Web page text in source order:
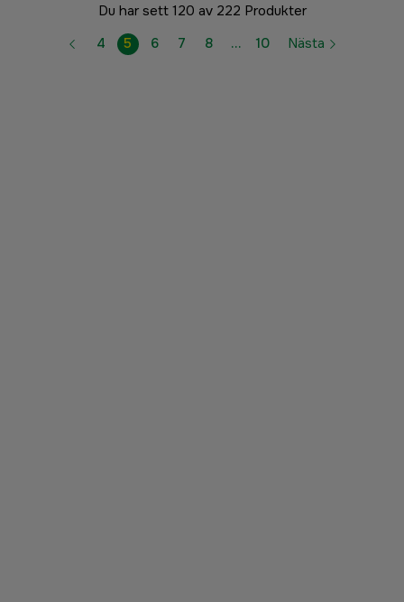
Du har sett 120 av 222 Produkter
4
5 6 7 8 … 10 Nästa